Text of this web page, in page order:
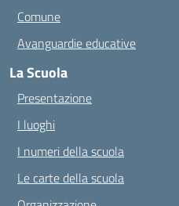
Comune
Avanguardie educative
La Scuola
Presentazione
I luoghi
I numeri della scuola
Le carte della scuola